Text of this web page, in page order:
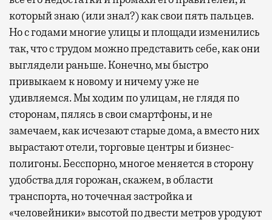
который знаю (или знал?) как свои пять пальцев.
Но с годами многие улицы и площади изменились
так, что с трудом можно представить себе, как они
выглядели раньше. Конечно, мы быстро
привыкаем к новому и ничему уже не
удивляемся. Мы ходим по улицам, не глядя по
сторонам, пялясь в свои смартфоны, и не
замечаем, как исчезают старые дома, а вместо них
вырастают отели, торговые центры и бизнес-
полигоны. Бесспорно, многое меняется в сторону
удобства для горожан, скажем, в области
транспорта, но точечная застройка и
«человейники» высотой по двести метров уродуют